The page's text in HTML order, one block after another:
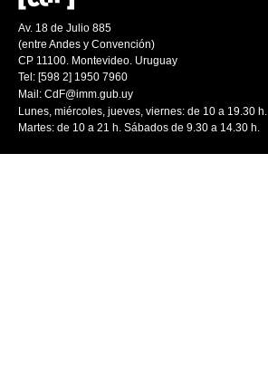
Av. 18 de Julio 885
(entre Andes y Convención)
CP 11100. Montevideo. Uruguay
Tel: [598 2] 1950 7960
Mail: CdF@imm.gub.uy
Lunes, miércoles, jueves, viernes: de 10 a 19.30 h.
Martes: de 10 a 21 h. Sábados de 9.30 a 14.30 h.